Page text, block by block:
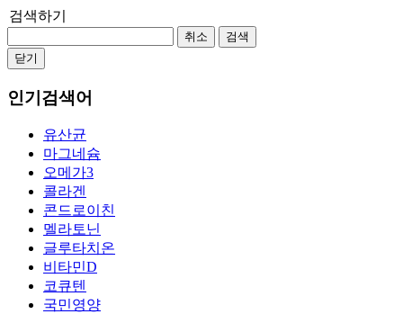
검색하기
취소
검색
닫기
인기검색어
유산균
마그네슘
오메가3
콜라겐
콘드로이친
멜라토닌
글루타치온
비타민D
코큐텐
국민영양